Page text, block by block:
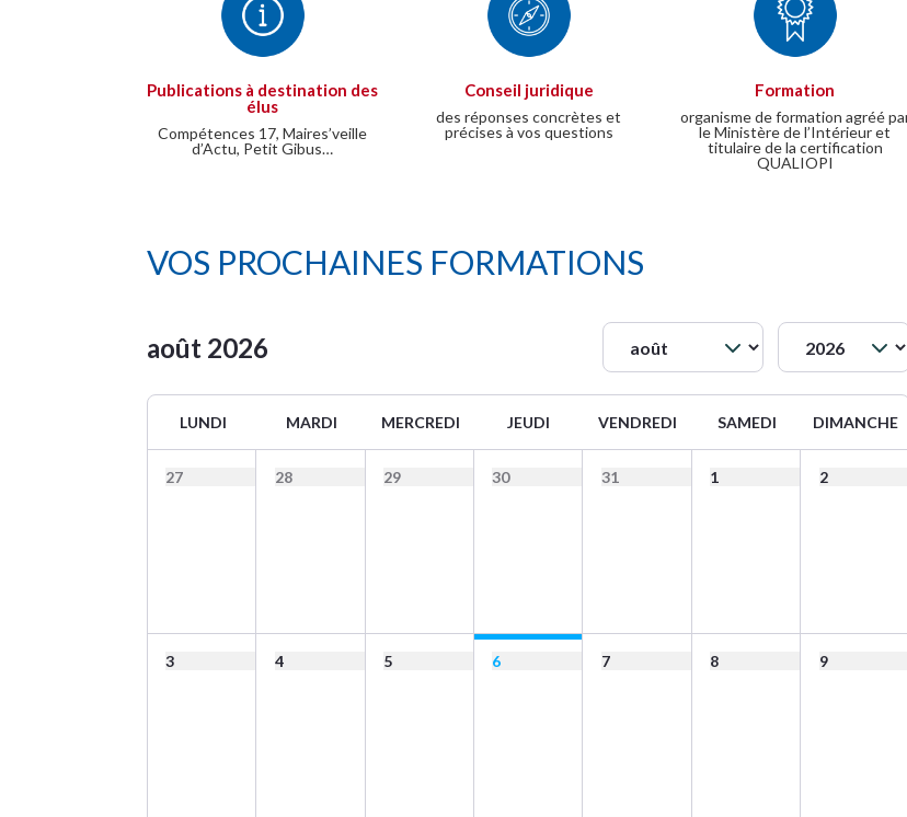
Publications à destination des
élus
Compétences 17, Maires’veille
d’Actu, Petit Gibus…
Conseil juridique
des réponses concrètes et
précises à vos questions
Formation
organisme de formation agréé
le Ministère de l’Intérieur et
titulaire de la certification
QUALIOPI
VOS PROCHAINES FORMATIONS
août 2026
LUNDI MARDI MERCREDI JEUDI VENDREDI SAMEDI DIMANCHE
27 28 29 30 31 1 2
3 4 5 6 7 8 9